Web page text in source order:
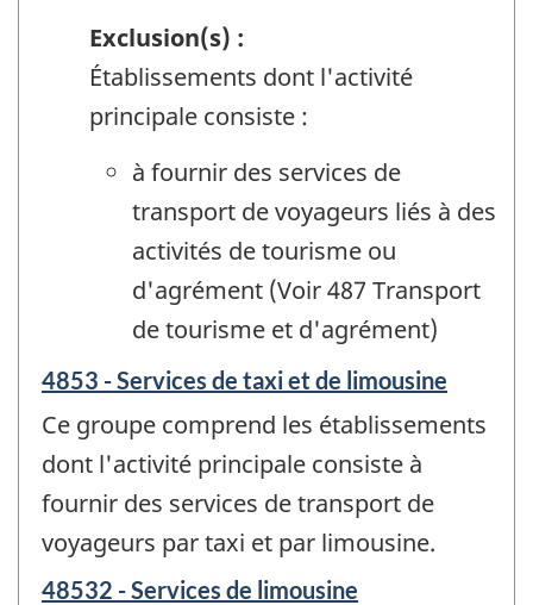
Exclusion(s) :
Établissements dont l'activité
principale consiste :
à fournir des services de
transport de voyageurs liés à des
activités de tourisme ou
d'agrément (Voir 487 Transport
de tourisme et d'agrément)
4853 - Services de taxi et de limousine
Ce groupe comprend les établissements
dont l'activité principale consiste à
fournir des services de transport de
voyageurs par taxi et par limousine.
48532 - Services de limousine